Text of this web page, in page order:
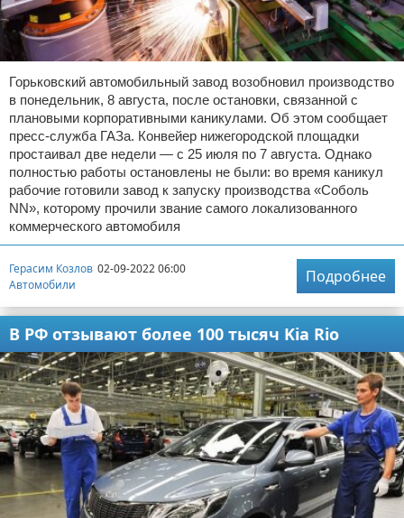
Горьковский автомобильный завод возобновил производство
в понедельник, 8 августа, после остановки, связанной с
плановыми корпоративными каникулами. Об этом сообщает
пресс-служба ГАЗа. Конвейер нижегородской площадки
простаивал две недели — с 25 июля по 7 августа. Однако
полностью работы остановлены не были: во время каникул
рабочие готовили завод к запуску производства «Соболь
NN», которому прочили звание самого локализованного
коммерческого автомобиля
Герасим Козлов 02-09-2022 06:00
Автомобили
Подробнее
В РФ отзывают более 100 тысяч Kia Rio